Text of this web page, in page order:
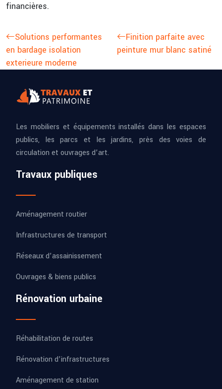
financières.
Solutions performantes
en bardage isolation
exterieure moderne
Finition parfaite avec
peinture mur blanc satiné
Les mobiliers et équipements installés dans les espaces
publics, les parcs et les jardins, près des voies de
circulation et ouvrages d’art.
Travaux publiques
Aménagement routier
Infrastructures de transport
Réseaux d’assainissement
Ouvrages & biens publics
Rénovation urbaine
Réhabilitation de routes
Rénovation d’infrastructures
Aménagement de station